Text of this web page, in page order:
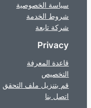
سياسة الخصوصية
شروط الخدمة
شركة تابعة
Privacy
قاعدة المعرفة
التخصيص
قم بتنزيل ملف التحقق
اتصل بنا